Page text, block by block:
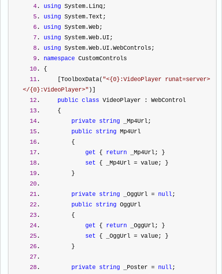
4. using System.Linq;
5. using System.Text;
6. using System.Web;
7. using System.Web.UI;
8. using System.Web.UI.WebControls;
9. namespace CustomControls
10. {
11.     [ToolboxData( "<{0}:VideoPlayer runat=server>
</{0}:VideoPlayer>" )]
12. public class VideoPlayer : WebControl
13.     {
14. private string _Mp4Url;
15. public string Mp4Url
16.         {
17. get { return _Mp4Url; }
18. set { _Mp4Url = value; }
19.         }
20.
21. private string _OggUrl = null;
22. public string OggUrl
23.         {
24. get { return _OggUrl; }
25. set { _OggUrl = value; }
26.         }
27.
28. private string _Poster = null;